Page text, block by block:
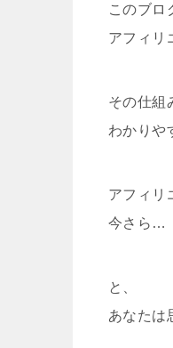
このブロ
アフィリ
その仕組
わかりや
アフィリ
今さら…
と、
あなたは